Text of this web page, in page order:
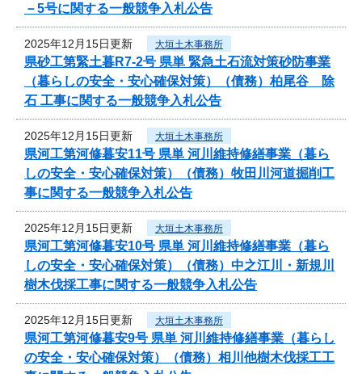
－5号に関する一般競争入札公告
2025年12月15日更新 大垣土木事務所
県砂工第緊土暮R7-2号 県単 緊急土石流対策砂防事業
（暮らしの安全・安心確保対策）（債務）柏尾谷 除
石 工事に関する一般競争入札公告
2025年12月15日更新 大垣土木事務所
県河工第河修暮安11号 県単 河川維持修繕事業（暮ら
しの安全・安心確保対策）（債務）牧田川河道掘削工
事に関する一般競争入札公告
2025年12月15日更新 大垣土木事務所
県河工第河修暮安10号 県単 河川維持修繕事業（暮ら
しの安全・安心確保対策）（債務）中之江川・新規川
樹木伐採工事に関する一般競争入札公告
2025年12月15日更新 大垣土木事務所
県河工第河修暮安9号 県単 河川維持修繕事業（暮らし
の安全・安心確保対策）（債務）相川他樹木伐採工工